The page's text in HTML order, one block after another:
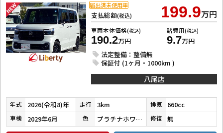
支払総額(税込) 199.9万円
車両本体価格(税込)
190.2万円
諸費用(税込)
9.7万円
法定整備：整備無
保証付 (1ヶ月・1000km )
届出済未使用車
八尾店
年式 2026(令和8)年 走行 3km 排気 660cc
車検 2029年6月 色 プラチナホワイトパール 修復 無